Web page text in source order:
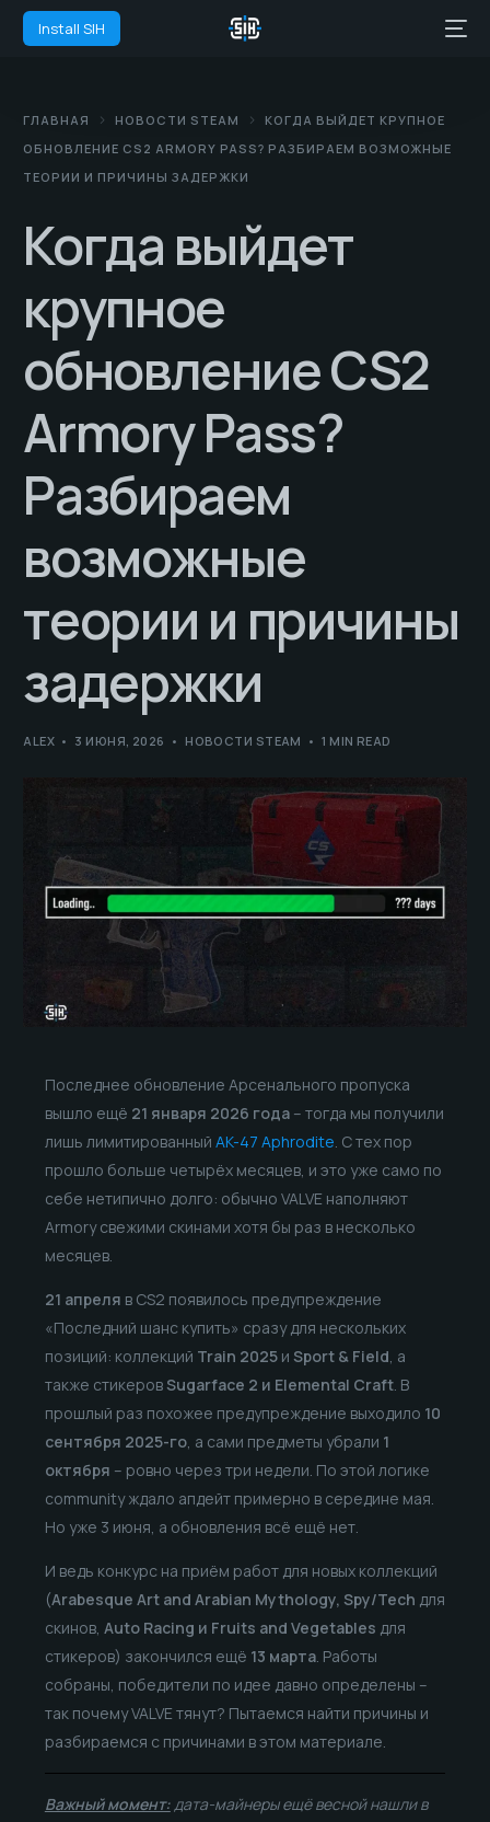
Install SIH
ГЛАВНАЯ НОВОСТИ STEAM
КОГДА ВЫЙДЕТ КРУПНОЕ
ОБНОВЛЕНИЕ CS2 ARMORY PASS? РАЗБИРАЕМ ВОЗМОЖНЫЕ
ТЕОРИИ И ПРИЧИНЫ ЗАДЕРЖКИ
Когда выйдет
крупное
обновление CS2
Armory Pass?
Разбираем
возможные
теории и причины
задержки
ALEX 3 ИЮНЯ, 2026 НОВОСТИ STEAM 1 MIN READ
Последнее обновление Арсенального пропуска
вышло ещё 21 января 2026 года– тогда мы получили
лишь лимитированный AK-47 Aphrodite. С тех пор
прошло больше четырёх месяцев, и это уже само по
себе нетипично долго: обычно VALVE наполняют
Armory свежими скинами хотя бы раз в несколько
месяцев.
21 апреля в CS2 появилось предупреждение
«Последний шанс купить» сразу для нескольких
позиций: коллекций Train 2025и Sport & Field, а
также стикеровSugarface 2 и Elemental Craft. В
прошлый раз похожее предупреждение выходило 10
сентября 2025-го, а сами предметы убрали 1
октября – ровно через три недели. По этой логике
community ждало апдейт примерно в середине мая.
Но уже 3 июня, а обновления всё ещё нет.
И ведь конкурс на приём работ для новых коллекций
(Arabesque Art and Arabian Mythology, Spy/Tech для
скинов, Auto Racing и Fruits and Vegetables для
стикеров) закончился ещё 13 марта. Работы
собраны, победители по идее давно определены –
так почему VALVE тянут? Пытаемся найти причины и
разбираемся с причинами в этом материале.
Важный момент:дата-майнеры ещё весной нашли в